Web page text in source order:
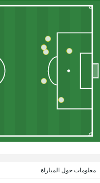
معلومات حول المباراة